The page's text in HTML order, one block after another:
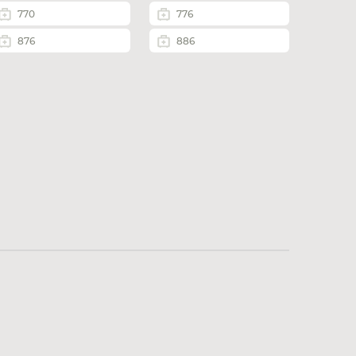
770 776
876 886